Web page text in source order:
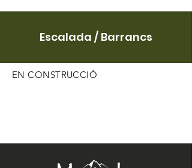
Escalada / Barrancs
EN CONSTRUCCIÓ